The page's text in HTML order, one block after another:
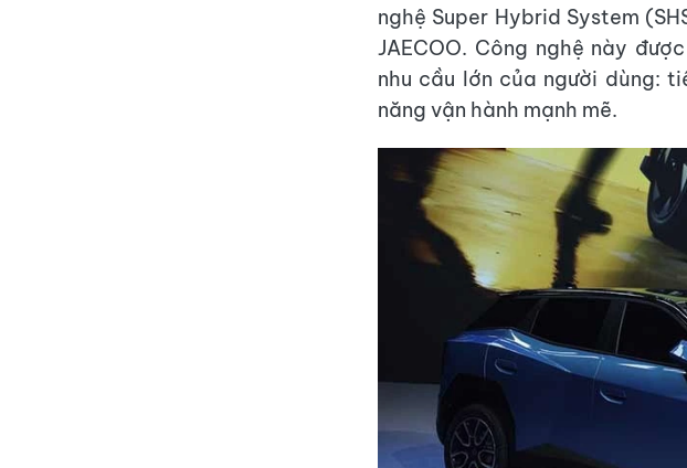
nghệ Super Hybrid System
JAECOO. Công nghệ này
nhu cầu lớn của người dùng:
năng vận hành mạnh mẽ.